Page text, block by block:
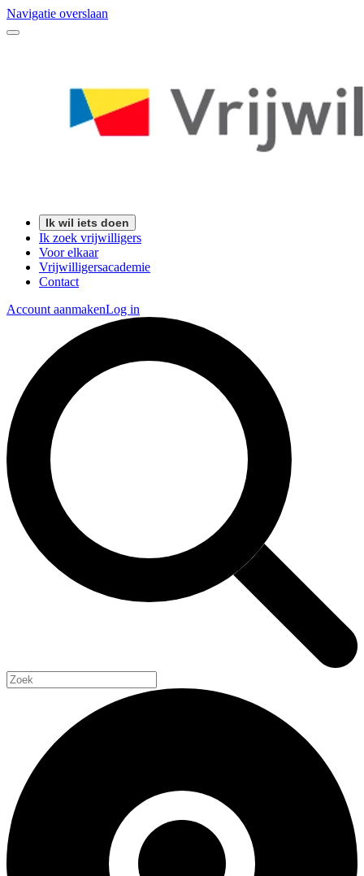
Navigatie overslaan
Ik wil iets doen
Ik zoek vrijwilligers
Voor elkaar
Vrijwilligersacademie
Contact
Account aanmakenLog in